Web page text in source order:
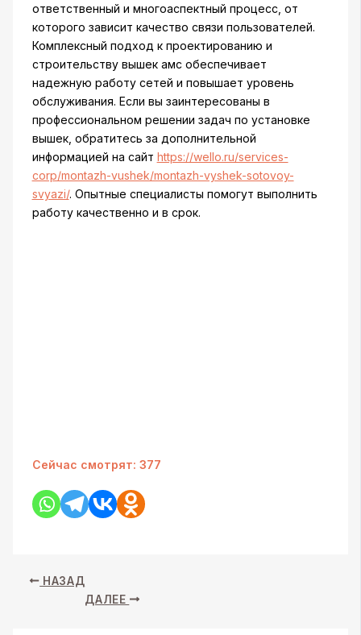
ответственный и многоаспектный процесс, от
которого зависит качество связи пользователей.
Комплексный подход к проектированию и
строительству вышек амс обеспечивает
надежную работу сетей и повышает уровень
обслуживания. Если вы заинтересованы в
профессиональном решении задач по установке
вышек, обратитесь за дополнительной
информацией на сайт https://wello.ru/services-
corp/montazh-vushek/montazh-vyshek-sotovoy-
svyazi/. Опытные специалисты помогут выполнить
работу качественно и в срок.
Сейчас смотрят: 377
НАЗАД
ДАЛЕЕ